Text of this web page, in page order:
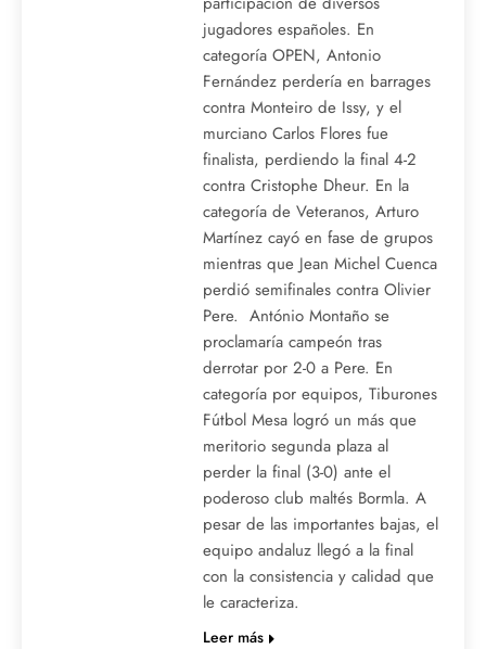
jugadores españoles. En
categoría OPEN, Antonio
Fernández perdería en barrages
contra Monteiro de Issy, y el
murciano Carlos Flores fue
finalista, perdiendo la final 4-2
contra Cristophe Dheur. En la
categoría de Veteranos, Arturo
Martínez cayó en fase de grupos
mientras que Jean Michel Cuenca
perdió semifinales contra Olivier
Pere. António Montaño se
proclamaría campeón tras
derrotar por 2-0 a Pere. En
categoría por equipos, Tiburones
Fútbol Mesa logró un más que
meritorio segunda plaza al
perder la final (3-0) ante el
poderoso club maltés Bormla. A
pesar de las importantes bajas, el
equipo andaluz llegó a la final
con la consistencia y calidad que
le caracteriza.
Leer más